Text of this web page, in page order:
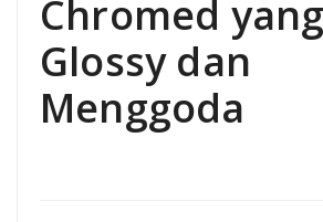
Chromed yang
Glossy dan
Menggoda